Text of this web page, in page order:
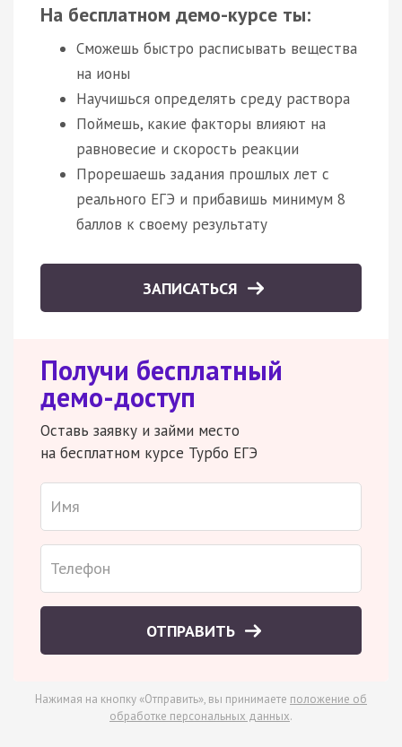
На бесплатном демо-курсе ты:
Сможешь быстро расписывать вещества
на ионы
Научишься определять среду раствора
Поймешь, какие факторы влияют на
равновесие и скорость реакции
Прорешаешь задания прошлых лет с
реального ЕГЭ и прибавишь минимум 8
баллов к своему результату
ЗАПИСАТЬСЯ
Получи бесплатный
демо-доступ
Оставь заявку и займи место
на бесплатном курсе Турбо ЕГЭ
ОТПРАВИТЬ
Нажимая на кнопку «Отправить», вы принимаете положение об
обработке персональных данных.